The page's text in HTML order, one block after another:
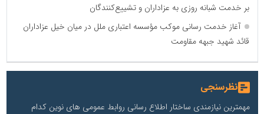
بر خدمت شبانه روزی به عزاداران و تشییع‌کنندگان
آغاز خدمت رسانی موکب مؤسسه اعتباری ملل در میان خیل عزاداران
قائد شهید جبهه مقاومت
نظرسنجی
مهمترین نیازمندی ساختار اطلاع رسانی روابط عمومی های نوین کدام